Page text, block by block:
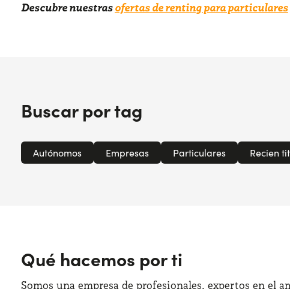
Descubre nuestrasofertas de renting para particulares
Buscar por tag
Autónomos Empresas Particulares Recien
Qué hacemos por ti
Somos una empresa de profesionales, expertos en el